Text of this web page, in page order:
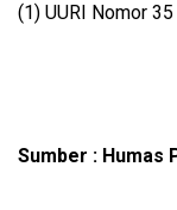
(1) UURI Nomor
Sumber : Humas